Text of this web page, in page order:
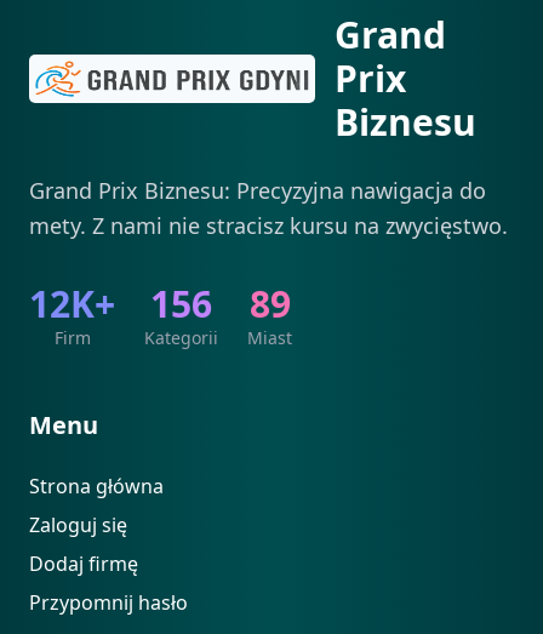
Grand
Prix
Biznesu
Grand Prix Biznesu: Precyzyjna nawigacja do
mety. Z nami nie stracisz kursu na zwycięstwo.
12K+
Firm
156
Kategorii
89
Miast
Menu
Strona główna
Zaloguj się
Dodaj firmę
Przypomnij hasło